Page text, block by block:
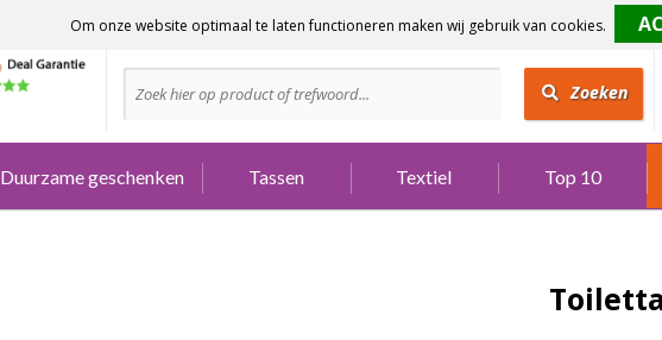
Advies nodig?
Zoeken
Duurzame geschenken Tassen Textiel Top 10
Om onze website optimaal te laten functioneren maken wij gebruik van cookies.